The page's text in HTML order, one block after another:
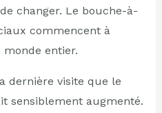
changer. Le bouche-à-
commencent à
monde entier.
dernière visite que le
sensiblement augmenté.